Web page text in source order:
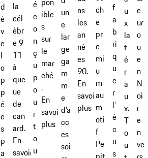
d
é
v
e
l
o
p
p
é
e
s
p
a
la
cél
èbr
e 9
11
à
que
ue
de
can
ard.
En
savoir
é
c
o
n
ç
u
p
o
u
r
t
o
u
ible
s
sur
le
mar
ché
.
En
savoir
plus
un
e
lar
ge
ga
m
m
e
d’a
cc
es
soi
ns
les
an
né
es
90.
En
savoir
plus
ch
e
pr
e
mi
u
m
au
m
oti
f
Pe
f
a
b
ri
q
u
e
r
l’
é
c
u
s
u
x
la
t
é
r
a
u
x.
T
o
u
e
ur
o
u
e
n
N
oi
r
e
n
ve